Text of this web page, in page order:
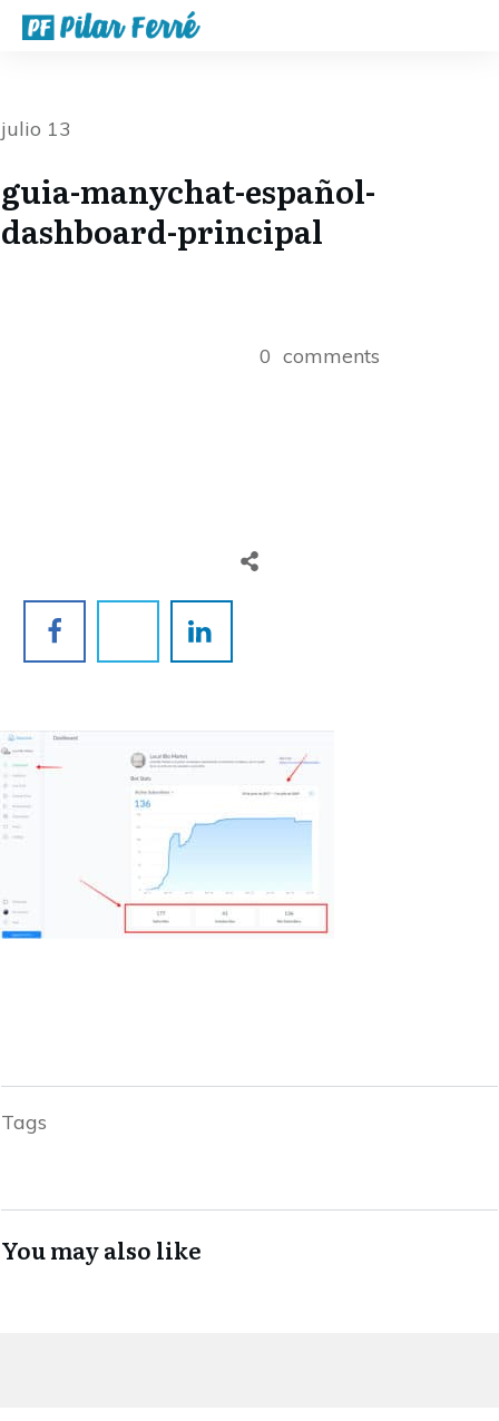
julio 13
guia-manychat-español-
dashboard-principal
0 comments
Tags
You may also like